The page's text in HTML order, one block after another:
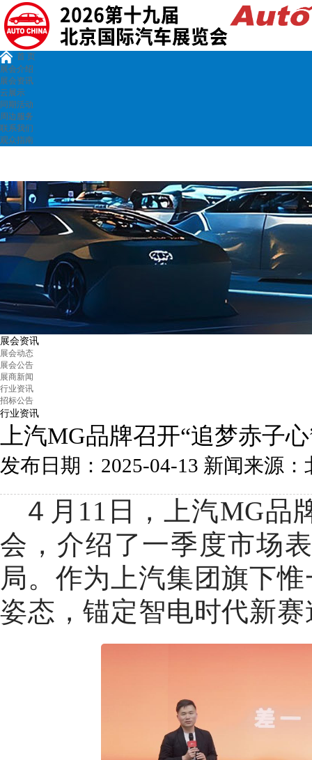
首 页
展会介绍
展会资讯
云展示
同期活动
周边服务
联系我们
观众指南
展会资讯
展会动态
展会公告
展商新闻
行业资讯
招标公告
行业资讯
上汽MG品牌召开“追梦赤子
发布日期：2025-04-13 新闻来源：
４月11日，上汽MG品
会，介绍了一季度市场
局。作为上汽集团旗下
姿态，锚定智电时代新